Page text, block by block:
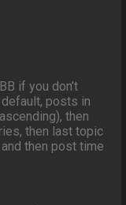
if you don’t
posts in
then
then last topic
then post time